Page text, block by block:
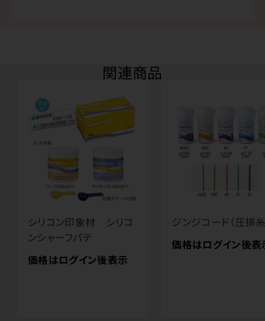
関連商品
シリコン印象材 シリコ
ンシャーフパテ
価格はログイン後表示
ジンジコード（圧排糸
価格はログイン後表